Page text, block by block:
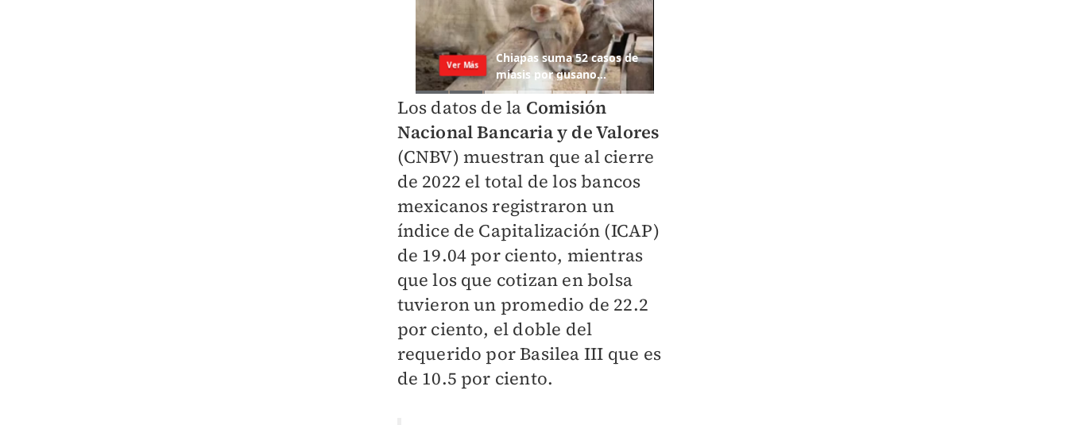
Los datos de la Comisión
Nacional Bancaria y de Valores
(CNBV) muestran que al cierre
de 2022 el total de los bancos
mexicanos registraron un
índice de Capitalización (ICAP)
de 19.04 por ciento, mientras
que los que cotizan en bolsa
tuvieron un promedio de 22.2
por ciento, el doble del
requerido por Basilea III que es
de 10.5 por ciento.